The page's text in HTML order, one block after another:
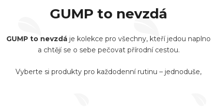
GUMP to nevzdá
GUMP to nevzdá je kolekce pro všechny, kteří jedou naplno
a chtějí se o sebe pečovat přírodní cestou.
Vyberte si produkty pro každodenní rutinu – jednoduše,